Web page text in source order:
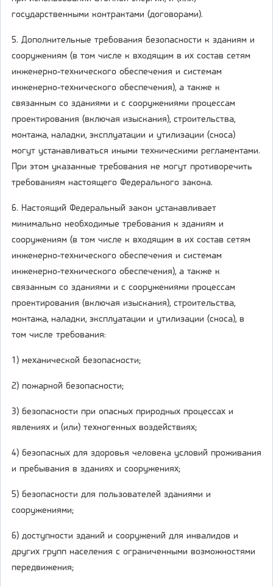
государственными контрактами (договорами).
5. Дополнительные требования безопасности к зданиям и
сооружениям (в том числе к входящим в их состав сетям
инженерно-технического обеспечения и системам
инженерно-технического обеспечения), а также к
связанным со зданиями и с сооружениями процессам
проектирования (включая изыскания), строительства,
монтажа, наладки, эксплуатации и утилизации (сноса)
могут устанавливаться иными техническими регламентами.
При этом указанные требования не могут противоречить
требованиям настоящего Федерального закона.
6. Настоящий Федеральный закон устанавливает
минимально необходимые требования к зданиям и
сооружениям (в том числе к входящим в их состав сетям
инженерно-технического обеспечения и системам
инженерно-технического обеспечения), а также к
связанным со зданиями и с сооружениями процессам
проектирования (включая изыскания), строительства,
монтажа, наладки, эксплуатации и утилизации (сноса), в
том числе требования:
1) механической безопасности;
2) пожарной безопасности;
3) безопасности при опасных природных процессах и
явлениях и (или) техногенных воздействиях;
4) безопасных для здоровья человека условий проживания
и пребывания в зданиях и сооружениях;
5) безопасности для пользователей зданиями и
сооружениями;
6) доступности зданий и сооружений для инвалидов и
других групп населения с ограниченными возможностями
передвижения;